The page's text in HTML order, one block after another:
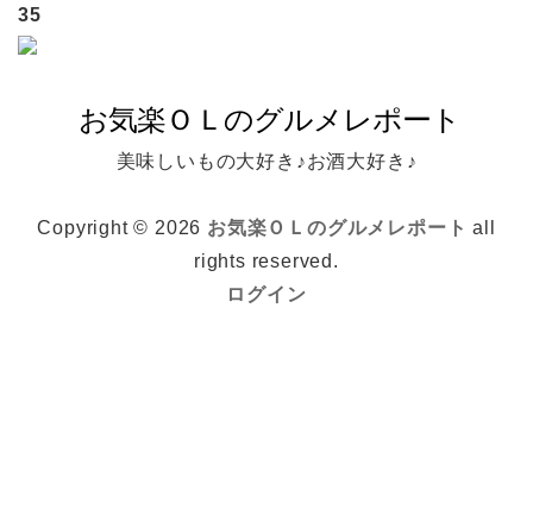
35
美味しいもの大好き♪お酒大好き♪
Copyright © 2026 お気楽ＯＬのグルメレポート all
rights reserved.
ログイン